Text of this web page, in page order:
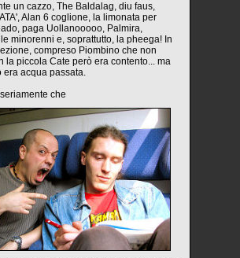
un cazzo, The Baldalag, diu faus,
Alan 6 coglione, la limonata per
paga Uollanooooo, Palmira,
minorenni e, soprattutto, la pheega! In
compreso Piombino che non
la piccola Cate però era contento... ma
era acqua passata.
che